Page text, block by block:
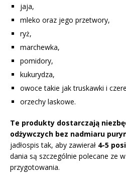
jaja,
mleko oraz jego przetwory,
ryż,
marchewka,
pomidory,
kukurydza,
owoce takie jak truskawki i
orzechy laskowe.
Te produkty dostarczają
odżywczych bez nadmiaru
jadłospis tak, aby zawierał 4-5
dania są szczególnie polecane ze
przygotowania.